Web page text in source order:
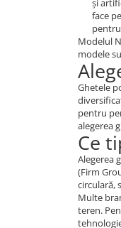
și
face
Modelul
modele
Ghetele
pentru
alegerea
Ce
Alegerea
(Firm
circulară,
Multe
teren.